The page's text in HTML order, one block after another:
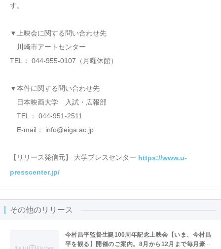
す。
▼上映会に関する問い合わせ先
川崎市アートセンター
TEL： 044-955-0107（月曜休館）
▼本件に関する問い合わせ先
日本映画大学 入試・広報部
TEL： 044-951-2511
E-mail： info@eiga.ac.jp
【リリース発信元】 大学プレスセンター https://www.u-
presscenter.jp/
その他のリリース
今村昌平監督生誕100周年記念上映会【いま、今村昌
平を観る】開催のご案内。8月から12月まで毎月豪華